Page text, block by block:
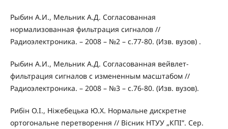
Рыбин А.И., Мельник А.Д. Согласованная
нормализованная фильтрация сигналов //
Радиоэлектроника. – 2008 – №2 – с.77-80. (Изв. вузов) .
Рыбин А.И., Мельник А.Д. Согласованная вейвлет-
фильтрация сигналов с измененным масштабом //
Радиоэлектроника. – 2008 – №3 – с.76-80. (Изв. вузов).
Рибін О.І., Ніжебецька Ю.Х. Нормальне дискретне
ортогональне перетворення // Вісник НТУУ „КПІ”. Сер.